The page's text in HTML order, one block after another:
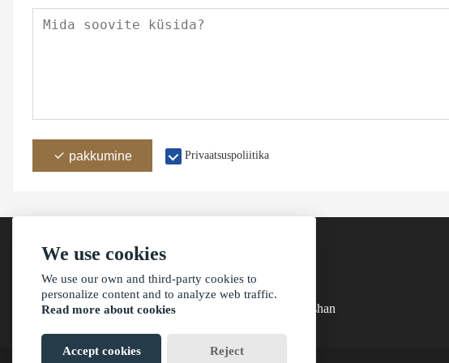
pakkumine Privaatsuspoliitika
aadress
Building 4, Baishihuani küla, Sanxiangi linn, Zhongshan
We use cookies
We use our own and third-party cookies to
personalize content and to analyze web traffic.
Read more about cookies
Accept cookies Reject